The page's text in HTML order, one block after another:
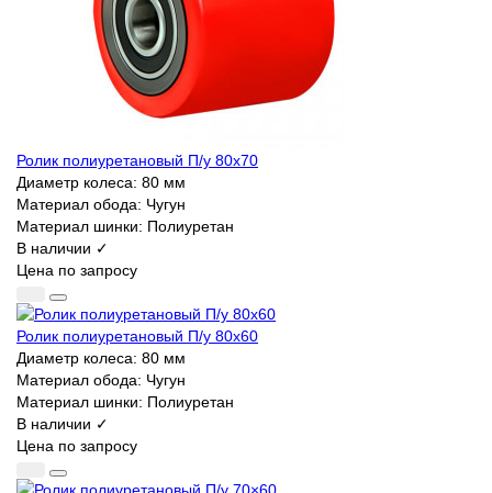
Ролик полиуретановый П/у 80х70
Диаметр колеса: 80 мм
Материал обода: Чугун
Материал шинки: Полиуретан
В наличии ✓
Цена по запросу
Ролик полиуретановый П/у 80х60
Диаметр колеса: 80 мм
Материал обода: Чугун
Материал шинки: Полиуретан
В наличии ✓
Цена по запросу